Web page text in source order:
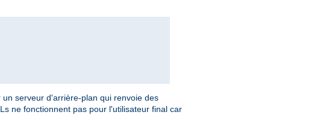
serveur d'arrière-plan qui renvoie des
ne fonctionnent pas pour l'utilisateur final car